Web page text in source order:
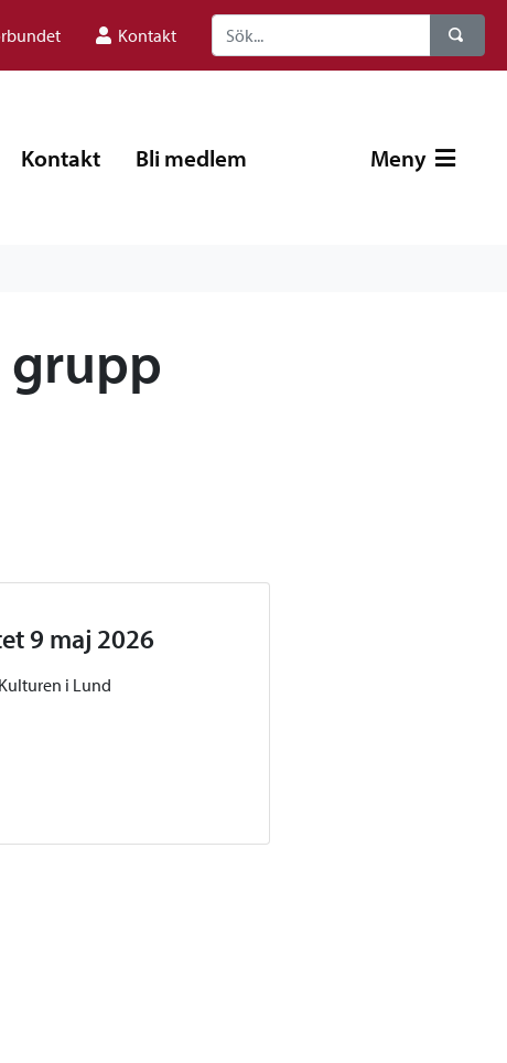
Kontakt
Kontakt Bli medlem Meny
grupp
9 maj 2026
i Lund